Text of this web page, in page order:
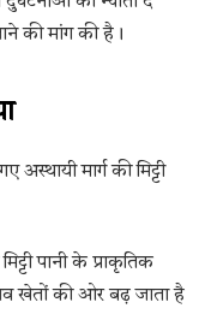
की मांग की है।
मार्ग की मिट्टी
पानी के प्राकृतिक
खेतों की ओर बढ़ जाता है